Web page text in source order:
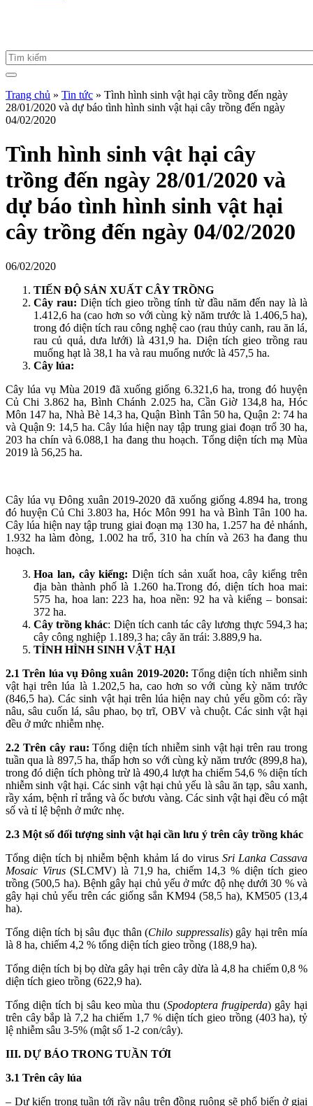
Trang chủ » Tin tức » Tình hình sinh vật hại cây trồng đến ngày
28/01/2020 và dự báo tình hình sinh vật hại cây trồng đến ngày
04/02/2020
Tình hình sinh vật hại cây
trồng đến ngày 28/01/2020 và
dự báo tình hình sinh vật hại
cây trồng đến ngày 04/02/2020
06/02/2020
TIẾN ĐỘ SẢN XUẤT CÂY TRỒNG
Cây rau:Diện tích gieo trồng tính từ đầu năm đến nay là là
1.412,6 ha (cao hơn so với cùng kỳ năm trước là 1.406,5 ha),
trong đó diện tích rau công nghệ cao (rau thủy canh, rau ăn lá,
rau củ quả, dưa lưới) là 431,9 ha. Diện tích gieo trồng rau
muống hạt là 38,1 ha và rau muống nước là 457,5 ha.
Cây lúa:
Cây lúa vụ Mùa 2019 đã xuống giống 6.321,6 ha, trong đó huyện
Củ Chi 3.862 ha, Bình Chánh 2.025 ha, Cần Giờ 134,8 ha, Hóc
Môn 147 ha, Nhà Bè 14,3 ha, Quận Bình Tân 50 ha, Quận 2: 74 ha
và Quận 9: 14,5 ha. Cây lúa hiện nay tập trung giai đoạn trổ 30 ha,
203 ha chín và 6.088,1 ha đang thu hoạch. Tổng diện tích mạ Mùa
2019 là 56,25 ha.
Cây lúa vụ Đông xuân 2019-2020 đã xuống giống 4.894 ha, trong
đó huyện Củ Chi 3.803 ha, Hóc Môn 991 ha và Bình Tân 100 ha.
Cây lúa hiện nay tập trung giai đoạn mạ 130 ha, 1.257 ha đẻ nhánh,
1.932 ha làm đòng, 1.002 ha trổ, 310 ha chín và 263 ha đang thu
hoạch.
Hoa lan, cây kiểng: Diện tích sản xuất hoa, cây kiểng trên
địa bàn thành phố là 1.260 ha.Trong đó, diện tích hoa mai:
575 ha, hoa lan: 223 ha, hoa nền: 92 ha và kiểng – bonsai:
372 ha.
Cây trồng khác: Diện tích canh tác cây lương thực 594,3 ha;
cây công nghiệp 1.189,3 ha; cây ăn trái: 3.889,9 ha.
TÌNH HÌNH SINH VẬT HẠI
2.1 Trên lúa vụ Đông xuân 2019-2020: Tổng diện tích nhiễm sinh
vật hại trên lúa là 1.202,5 ha, cao hơn so với cùng kỳ năm trước
(846,5 ha). Các sinh vật hại trên lúa hiện nay chủ yếu gồm có: rầy
nâu, sâu cuốn lá, sâu phao, bọ trĩ, OBV và chuột. Các sinh vật hại
đều ở mức nhiễm nhẹ.
2.2 Trên cây rau:Tổng diện tích nhiễm sinh vật hại trên rau trong
tuần qua là 897,5 ha, thấp hơn so với cùng kỳ năm trước (899,8 ha),
trong đó diện tích phòng trừ là 490,4 lượt ha chiếm 54,6 % diện tích
nhiễm sinh vật hại. Các sinh vật hại chủ yếu là sâu ăn tạp, sâu xanh,
rầy xám, bệnh rỉ trắng và ốc bươu vàng. Các sinh vật hại đều có mật
số và tỉ lệ bệnh ở mức nhẹ.
2.3 Một số đối tượng sinh vật hại cần lưu ý trên cây trồng khác
Tổng diện tích bị nhiễm bệnh khảm lá do virus Sri Lanka Cassava
Mosaic Virus(SLCMV) là 71,9 ha, chiếm 14,3 % diện tích gieo
trồng (500,5 ha). Bệnh gây hại chủ yếu ở mức độ nhẹ dưới 30 % và
gây hại chủ yếu trên các giống sắn KM94 (58,5 ha), KM505 (13,4
ha).
Tổng diện tích bị sâu đục thân (Chilo suppressalis) gây hại trên mía
là 8 ha, chiếm 4,2 % tổng diện tích gieo trồng (188,9 ha).
Tổng diện tích bị bọ dừa gây hại trên cây dừa là 4,8 ha chiếm 0,8 %
diện tích gieo trồng (622,9 ha).
Tổng diện tích bị sâu keo mùa thu (Spodoptera frugiperda) gây hại
trên cây bắp là 7,2 ha chiếm 1,7 % diện tích gieo trồng (403 ha), tỷ
lệ nhiễm sâu 3-5% (mật số 1-2 con/cây).
III. DỰ BÁO TRONG TUẦN TỚI
3.1 Trên cây lúa
– Dự kiến trong tuần tới rầy nâu trên đồng ruộng sẽ phổ biến ở giai